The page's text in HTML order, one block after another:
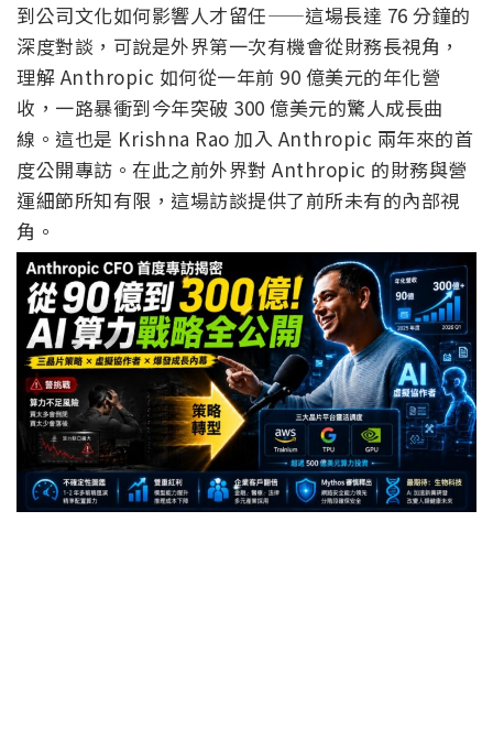
到公司文化如何影響人才留任——這場長達 76 分鐘的
深度對談，可說是外界第一次有機會從財務長視角，
理解 Anthropic 如何從一年前 90 億美元的年化營
收，一路暴衝到今年突破 300 億美元的驚人成長曲
線。這也是 Krishna Rao 加入 Anthropic 兩年來的首
度公開專訪。在此之前外界對 Anthropic 的財務與營
運細節所知有限，這場訪談提供了前所未有的內部視
角。